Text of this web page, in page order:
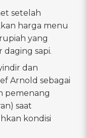
setelah
harga menu
yang
sapi.
dan
Arnold sebagai
pemenang
saat
kondisi